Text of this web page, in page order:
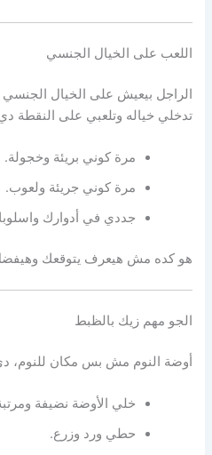
اللعب على الخيال الجنسي
الراجل بيعيش على الخيال الجنسي
تدخلي خياله وتلعبي على النقطة
مرة كوني بريئة وخجولة.
مرة كوني جريئة ولعوب.
جددي في أدوارك
هو كده مش هيعرف يتوقعك
الجو مهم زيك بالظبط
أوضة النوم مش بس مكان للنوم،
خلي الأوضة نضيفة
حطي ورد وزرع.